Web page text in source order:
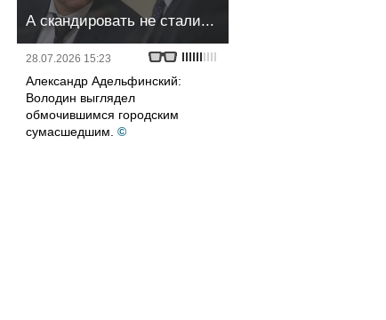
А скандировать не стали...
28.07.2026 15:23
Александр Адельфинский:
Володин выглядел
обмочившимся городским
сумасшедшим. ©